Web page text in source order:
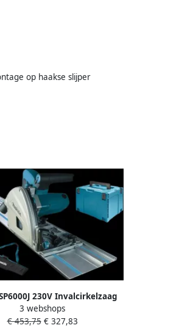
op haakse slijper
230V Invalcirkelzaag
mm In Mbox SP6000J
3 webshops
€ 453,75€ 327,83